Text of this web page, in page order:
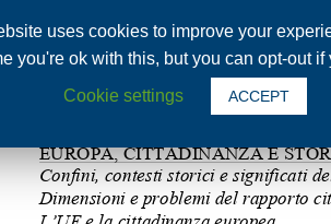
uses cookies to improve your
you're ok with this, but you can opt-out if
Cookie settings
ACCEPT